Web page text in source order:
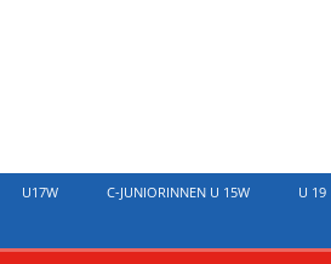
U17W C-JUNIORINNEN U 15W U 19